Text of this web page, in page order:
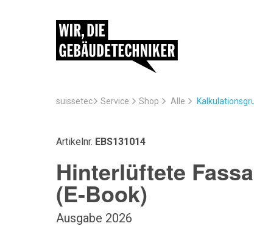
suissetec Service Shop Alle
Artikelnr. EBS131014
Hinterlüftete
(E-Book)
Ausgabe 2026